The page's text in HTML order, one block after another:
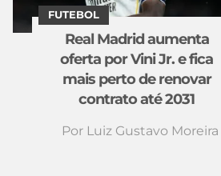
Real Madrid aumenta
oferta por Vini Jr. e fica
mais perto de renovar
contrato até 2031
Por Luiz Gustavo Moreira
FUTEBOL